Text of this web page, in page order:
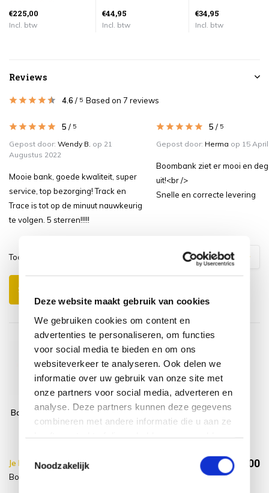
Deze website maakt gebruik van cookies
We gebruiken cookies om content en
advertenties te personaliseren, om functies
voor social media te bieden en om ons
websiteverkeer te analyseren. Ook delen we
informatie over uw gebruik van onze site met
onze partners voor social media, adverteren en
analyse. Deze partners kunnen deze gegevens
combineren met andere informatie die u aan ze
Noodzakelijk
€225,00
Incl. btw
€44,95
Incl. btw
€34,95
Incl. btw
Reviews
4.6 / 5 Based on 7 reviews
5 / 5
Gepost door: Wendy B. op 21
Augustus 2022
Mooie bank, goede kwaliteit, super
service, top bezorging! Track en
Trace is tot op de minuut nauwkeurig
te volgen. 5 sterren!!!!!
5 / 5
Gepost door: Herma op 15
Boombank ziet er mooi en
uit!<br />
Snelle en correcte levering
Toon 2 3
Schrijf je eigen review
Boombank 180 cm
teak
Montagelevering
- Extra gemak &
Je bespaart €10.00,- €1.324,00 €1.314,00
Boombank 180 + Service levering